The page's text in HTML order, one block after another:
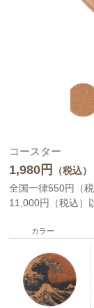
コースター
1,980 円 （税込）
全国一律550円（税
11,000円（税込）
カラー